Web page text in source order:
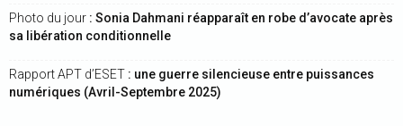
Photo du jour : Sonia Dahmani réapparaît en robe d’avocate après
sa libération conditionnelle
Rapport APT d’ESET : une guerre silencieuse entre puissances
numériques (Avril-Septembre 2025)